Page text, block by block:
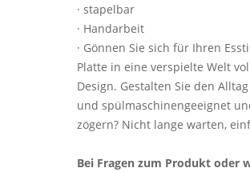
· stapelbar
· Handarbeit
· Gönnen Sie sich für Ihren
Platte in eine verspielte Welt
Design. Gestalten Sie den
und spülmaschinengeeignet
zögern? Nicht lange warten,
Bei Fragen zum Produkt oder